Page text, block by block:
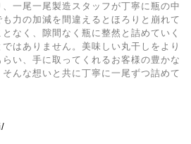
一尾一尾製造スタッフが丁寧に瓶の中
力の加減を間違えるとほろりと崩れて
なく、隙間なく瓶に整然と詰めていく
はありません。美味しい丸干しをより
い、手に取ってくれるお客様の豊かな
んな想いと共に丁寧に一尾ずつ詰めて